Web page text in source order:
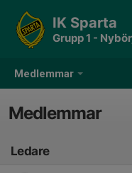
Medlemmar
IK Sparta
Grupp 1 -
Medlemmar
Ledare